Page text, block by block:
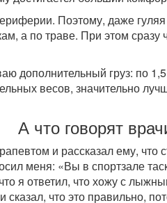
Поэтому, даже
а по траве. При этом сразу
дополнительный груз: по
весов, значительно
А что говорят
и рассказал ему, что
меня: «Вы в спортзале
я ответил, что хожу с
что это правильно,